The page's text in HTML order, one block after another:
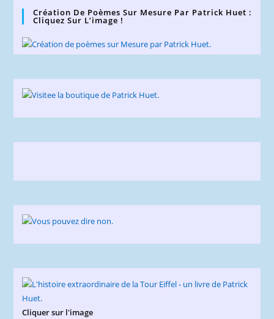
Création De Poèmes Sur Mesure Par Patrick Huet :
Cliquez Sur L’image !
Cliquer sur l'image